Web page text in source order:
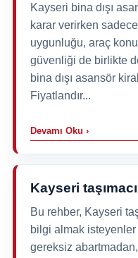
Kayseri bina dışı
karar verirken
uygunluğu, araç
güvenliği de birlikte
bina dışı asansör
Fiyatlandır...
Devamı Oku ›
Kayseri
Bu rehber, Kayseri
bilgi almak isteyenler
gereksiz